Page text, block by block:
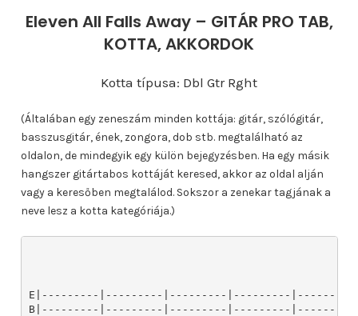
Eleven All Falls Away – GITÁR PRO TAB,
KOTTA, AKKORDOK
Kotta típusa: Dbl Gtr Rght
(Általában egy zeneszám minden kottája: gitár, szólógitár,
basszusgitár, ének, zongora, dob stb. megtalálható az
oldalon, de mindegyik egy külön bejegyzésben. Ha egy másik
hangszer gitártabos kottáját keresed, akkor az oldal alján
vagy a keresőben megtalálod. Sokszor a zenekar tagjának a
neve lesz a kotta kategóriája.)
E|---------|---------|---------|---------
B|---------|---------|---------|---------